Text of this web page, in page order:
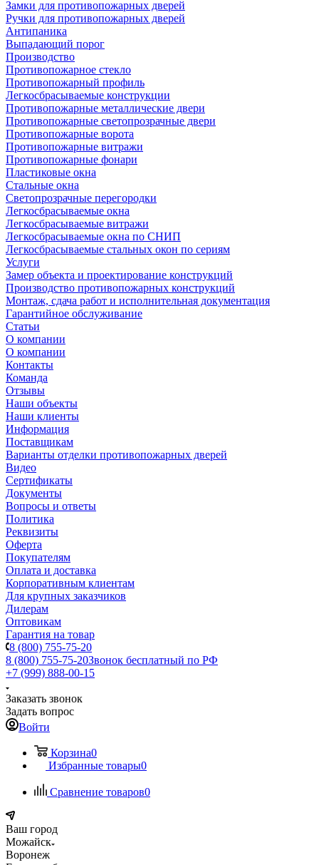
Замки для противопожарных дверей
Ручки для противопожарных дверей
Антипаника
Выпадающий порог
Производство
Противопожарное стекло
Противопожарный профиль
Легкосбрасываемые конструкции
Противопожарные металлические двери
Противопожарные светопрозрачные двери
Противопожарные ворота
Противопожарные витражи
Противопожарные фонари
Пластиковые окна
Стальные окна
Светопрозрачные перегородки
Легкосбрасываемые окна
Легкосбрасываемые витражи
Легкосбрасываемые окна по СНИП
Легкосбрасываемые стальных окон по сериям
Услуги
Замер объекта и проектирование конструкций
Производство противопожарных конструкций
Монтаж, сдача работ и исполнительная документация
Гарантийное обслуживание
Статьи
О компании
О компании
Контакты
Команда
Отзывы
Наши объекты
Наши клиенты
Информация
Поставщикам
Варианты отделки противопожарных дверей
Видео
Сертификаты
Документы
Вопросы и ответы
Политика
Реквизиты
Оферта
Покупателям
Оплата и доставка
Корпоративным клиентам
Для крупных заказчиков
Дилерам
Оптовикам
Гарантия на товар
8 (800) 755-75-20
8 (800) 755-75-20Звонок бесплатный по РФ
+7 (999) 888-00-15
Заказать звонок
Задать вопрос
Войти
Корзина0
Избранные товары0
Сравнение товаров0
Ваш город
Можайск
Воронеж